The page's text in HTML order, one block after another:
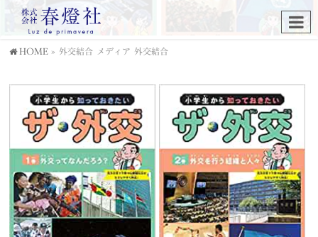
HOME » 外交結合 メディア 外交結合